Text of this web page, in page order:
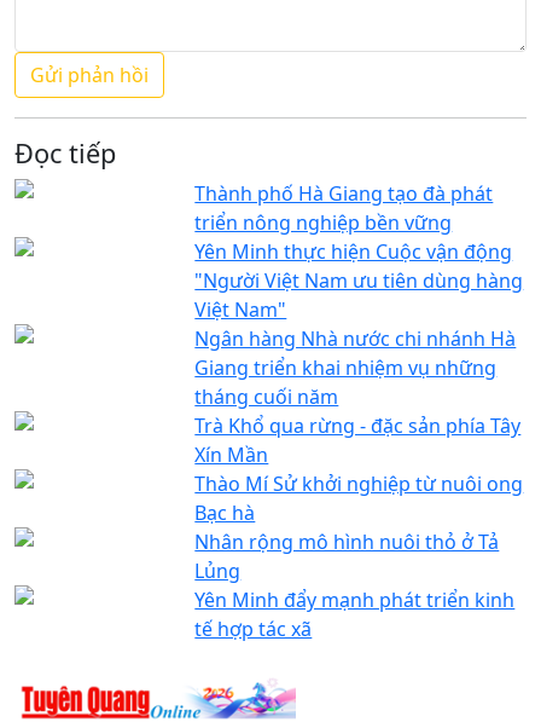
Đọc tiếp
Thành phố Hà Giang tạo đà phát
triển nông nghiệp bền vững
Yên Minh thực hiện Cuộc vận động
"Người Việt Nam ưu tiên dùng hàng
Việt Nam"
Ngân hàng Nhà nước chi nhánh Hà
Giang triển khai nhiệm vụ những
tháng cuối năm
Trà Khổ qua rừng - đặc sản phía Tây
Xín Mần
Thào Mí Sử khởi nghiệp từ nuôi ong
Bạc hà
Nhân rộng mô hình nuôi thỏ ở Tả
Lủng
Yên Minh đẩy mạnh phát triển kinh
tế hợp tác xã